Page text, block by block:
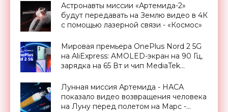
Астронавты миссии «Артемида-2»
будут передавать на Землю видео в 4К
с помощью лазерной связи - «Космос»
Мировая премьера OnePlus Nord 2 5G
на AliExpress: AMOLED-экран на 90 Гц,
зарядка на 65 Вт и чип MediaTek
Лунная миссия Артемида - НАСА
показало видео возвращения человека
на Луну перед полетом на Марс -